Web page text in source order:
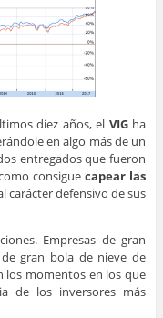
diez años, el VIGha
en algo más de un
entregados que fueron
consiguecapear las
carácter defensivo de sus
Empresas de gran
gran bola de nieve de
los momentos en los que
de los inversores más